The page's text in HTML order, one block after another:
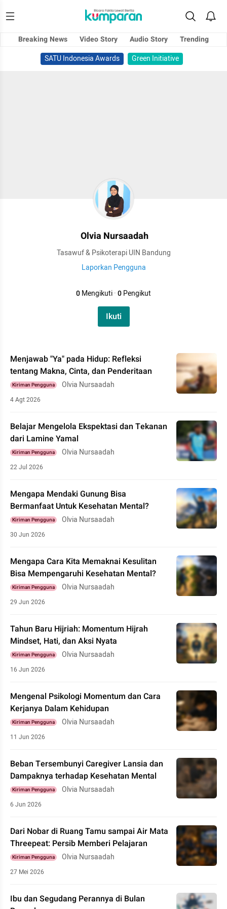
Breaking News Video Story Audio Story
Trending
SATU Indonesia Awards
Green Initiative
Olvia Nursaadah
Tasawuf & Psikoterapi UIN Bandung
Laporkan Pengguna
0Mengikuti·0Pengikut
Ikuti
Menjawab "Ya" pada Hidup: Refleksi
tentang Makna, Cinta, dan Penderitaan
Kiriman Pengguna Olvia Nursaadah
4 Agt 2026
Belajar Mengelola Ekspektasi dan Tekanan
dari Lamine Yamal
Kiriman Pengguna Olvia Nursaadah
22 Jul 2026
Mengapa Mendaki Gunung Bisa
Bermanfaat Untuk Kesehatan Mental?
Kiriman Pengguna Olvia Nursaadah
30 Jun 2026
Mengapa Cara Kita Memaknai Kesulitan
Bisa Mempengaruhi Kesehatan Mental?
Kiriman Pengguna Olvia Nursaadah
29 Jun 2026
Tahun Baru Hijriah: Momentum Hijrah
Mindset, Hati, dan Aksi Nyata
Kiriman Pengguna Olvia Nursaadah
16 Jun 2026
Mengenal Psikologi Momentum dan Cara
Kerjanya Dalam Kehidupan
Kiriman Pengguna Olvia Nursaadah
11 Jun 2026
Beban Tersembunyi Caregiver Lansia dan
Dampaknya terhadap Kesehatan Mental
Kiriman Pengguna Olvia Nursaadah
6 Jun 2026
Dari Nobar di Ruang Tamu sampai Air Mata
Threepeat: Persib Memberi Pelajaran
Kiriman Pengguna Olvia Nursaadah
27 Mei 2026
Ibu dan Segudang Perannya di Bulan